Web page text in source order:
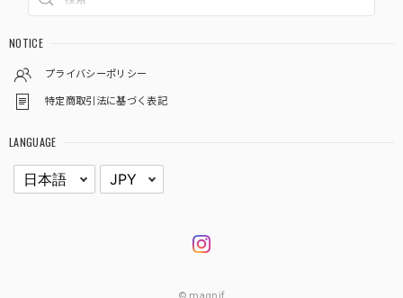
NOTICE
プライバシーポリシー
特定商取引法に基づく表記
LANGUAGE